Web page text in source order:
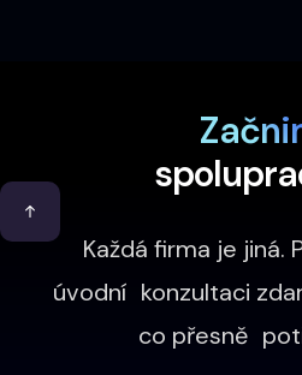
Každá firma je jiná.
úvodní konzultaci
co přesně